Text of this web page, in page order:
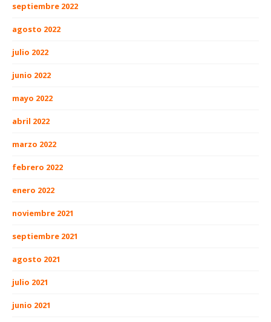
septiembre 2022
agosto 2022
julio 2022
junio 2022
mayo 2022
abril 2022
marzo 2022
febrero 2022
enero 2022
noviembre 2021
septiembre 2021
agosto 2021
julio 2021
junio 2021